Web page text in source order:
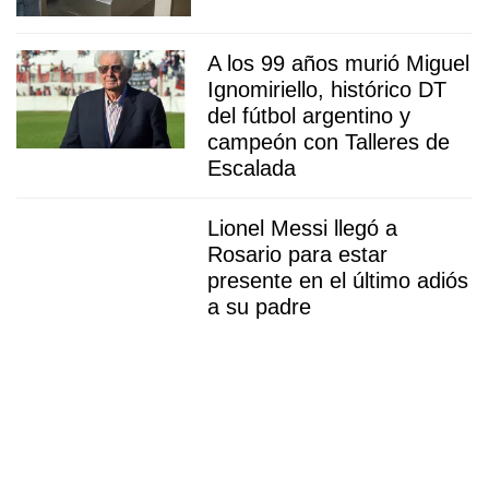
A los 99 años murió Miguel
Ignomiriello, histórico DT
del fútbol argentino y
campeón con Talleres de
Escalada
Lionel Messi llegó a
Rosario para estar
presente en el último adiós
a su padre